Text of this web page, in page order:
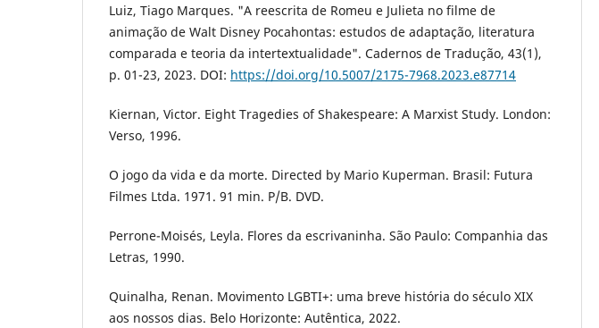
Luiz, Tiago Marques. "A reescrita de Romeu e Julieta no filme de
animação de Walt Disney Pocahontas: estudos de adaptação, literatura
comparada e teoria da intertextualidade". Cadernos de Tradução, 43(1),
p. 01-23, 2023. DOI: https://doi.org/10.5007/2175-7968.2023.e87714
Kiernan, Victor. Eight Tragedies of Shakespeare: A Marxist Study. London:
Verso, 1996.
O jogo da vida e da morte. Directed by Mario Kuperman. Brasil: Futura
Filmes Ltda. 1971. 91 min. P/B. DVD.
Perrone-Moisés, Leyla. Flores da escrivaninha. São Paulo: Companhia das
Letras, 1990.
Quinalha, Renan. Movimento LGBTI+: uma breve história do século XIX
aos nossos dias. Belo Horizonte: Autêntica, 2022.